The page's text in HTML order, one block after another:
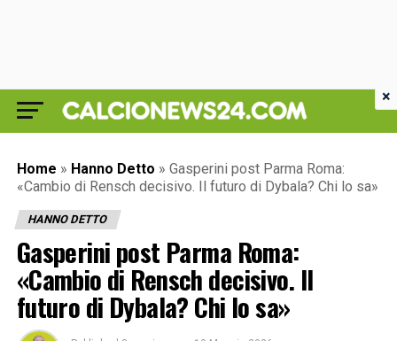
Home » Hanno Detto » Gasperini post Parma Roma:
«Cambio di Rensch decisivo. Il futuro di Dybala? Chi lo sa»
HANNO DETTO
Gasperini post Parma Roma:
«Cambio di Rensch decisivo. Il
futuro di Dybala? Chi lo sa»
×